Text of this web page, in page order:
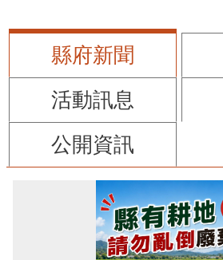
縣府新聞
活動訊息
公開資訊